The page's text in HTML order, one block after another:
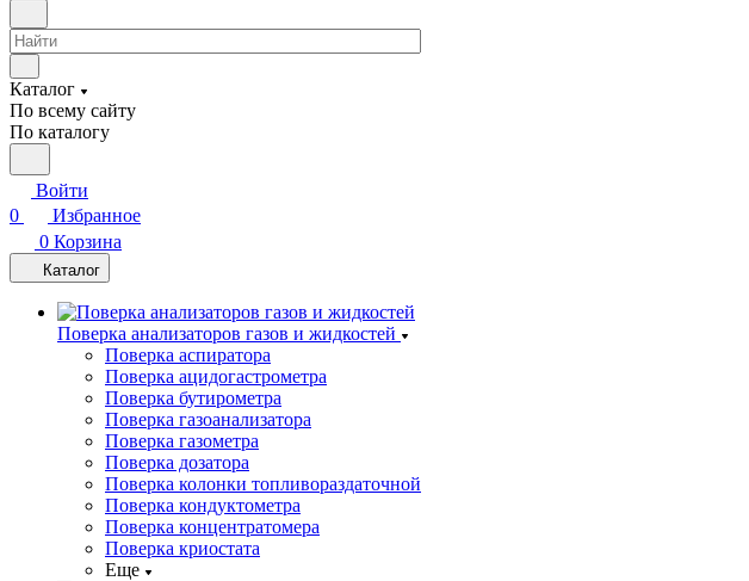
Каталог
По всему сайту
По каталогу
Войти
0
Избранное
0 Корзина
Каталог
Поверка анализаторов газов и жидкостей
Поверка аспиратора
Поверка ацидогастрометра
Поверка бутирометра
Поверка газоанализатора
Поверка газометра
Поверка дозатора
Поверка колонки топливораздаточной
Поверка кондуктометра
Поверка концентратомера
Поверка криостата
Еще